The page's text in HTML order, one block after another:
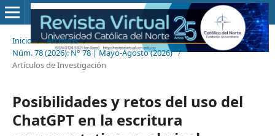
Inicio / Archivos /
Núm. 78 (2026): N° 78 | Mayo-Agosto (2026) /
Artículos de Investigación
Posibilidades y retos del uso del
ChatGPT en la escritura